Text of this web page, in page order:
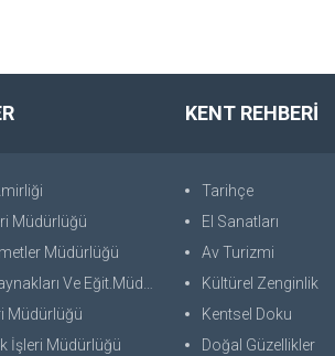
Müdürlüğü
Müdürlüğü
Ve Eğit.Müdürlüğü
Müdürlüğü
İşleri Müdürlüğü
KENT REHBERİ
Tarihçe
El Sanatları
Av Turizmi
Kültürel Zenginlik
Kentsel Doku
Doğal Güzellikler